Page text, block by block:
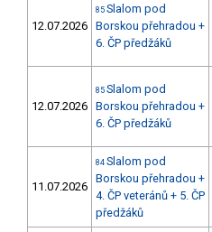
12.07.2026
85 Slalom pod
Borskou přehradou +
6. ČP předžáků
12.07.2026
85 Slalom pod
Borskou přehradou +
6. ČP předžáků
11.07.2026
84 Slalom pod
Borskou přehradou +
4. ČP veteránů + 5. ČP
předžáků